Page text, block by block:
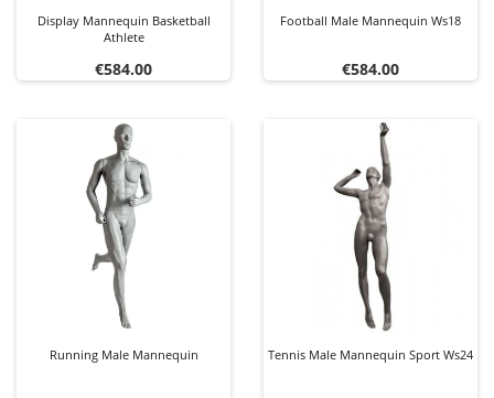
Display Mannequin Basketball
Athlete
Price
€584.00
Football Male Mannequin Ws18
Price
€584.00
Running Male Mannequin Tennis Male Mannequin Sport Ws24